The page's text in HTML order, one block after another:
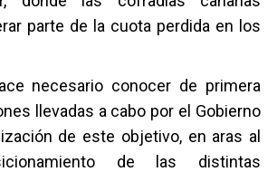
parte de la cuota perdida en los
necesario conocer de primera
llevadas a cabo por el Gobierno
de este objetivo, en aras al
de las distintas